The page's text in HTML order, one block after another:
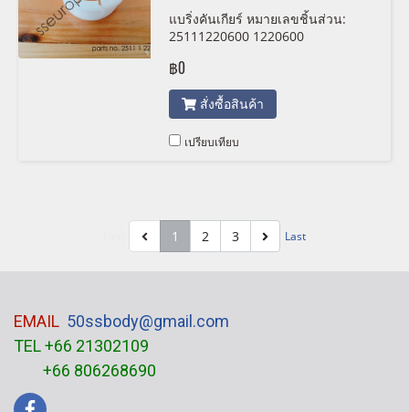
แบริ่งคันเกียร์ หมายเลขชิ้นส่วน:
25111220600 1220600
฿0
สั่งซื้อสินค้า
เปรียบเทียบ
1 2 3 Last
EMAIL 50ssbody@gmail.com
TEL +66 21302109
+66 806268690